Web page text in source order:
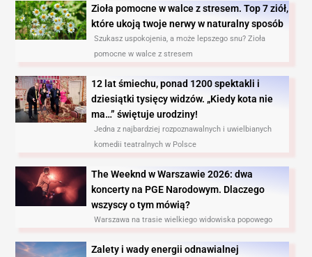
Zioła pomocne w walce z stresem. Top 7 ziół,
które ukoją twoje nerwy w naturalny sposób
Szukasz uspokojenia, a może lepszego snu? Zioła
pomocne w walce z stresem
12 lat śmiechu, ponad 1200 spektakli i
dziesiątki tysięcy widzów. „Kiedy kota nie
ma…” świętuje urodziny!
Jedna z najbardziej rozpoznawalnych i uwielbianych
komedii teatralnych w Polsce
The Weeknd w Warszawie 2026: dwa
koncerty na PGE Narodowym. Dlaczego
wszyscy o tym mówią?
Warszawa na trasie wielkiego widowiska popowego
Zalety i wady energii odnawialnej